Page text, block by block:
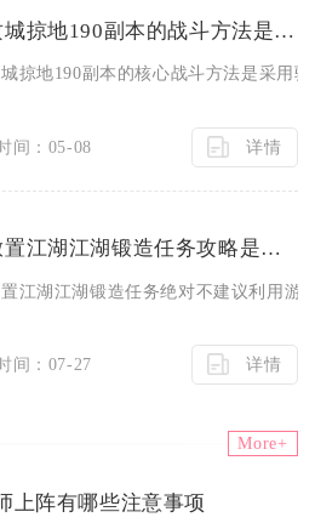
攻城掠地190副本的战斗方法是什么
掠地190副本的核心战斗方法是采用
间：05-08 详情
放置江湖江湖锻造任务攻略是否可以利用游戏bug来获得优势
江湖江湖锻造任务绝对不建议利用游
间：07-27 详情
More+
上阵有哪些注意事项